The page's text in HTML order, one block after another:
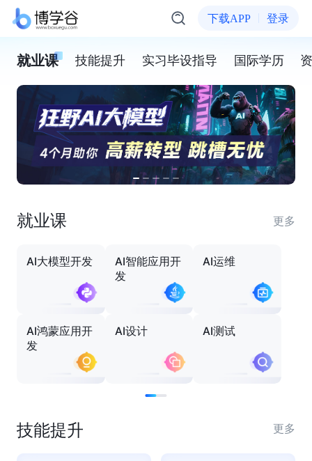
下载APP 登录
就业课 技能提升 实习毕设指导 国际学历
就业课 更多
AI大模型开发
AI智能应用开
发
AI运维
AI鸿蒙应用开
发
AI设计 AI测试
技能提升 更多